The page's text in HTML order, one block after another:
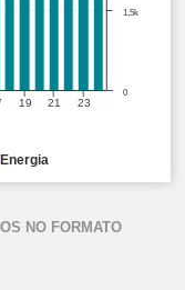
19 21 23
0
1,5k
Energia
NO FORMATO